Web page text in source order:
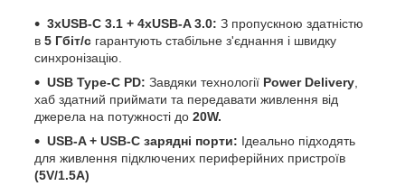
3xUSB-C 3.1 + 4хUSB-A 3.0: З пропускною здатністю
в 5 Гбіт/с гарантують стабільне з'єднання і швидку
синхронізацію.
USB Type-C PD: Завдяки технології Power Delivery
хаб здатний приймати та передавати живлення від
джерела на потужності до 20W.
USB-A + USB-C зарядні порти: Ідеально підходять
для живлення підключених периферійних пристроїв
(5V/1.5A)